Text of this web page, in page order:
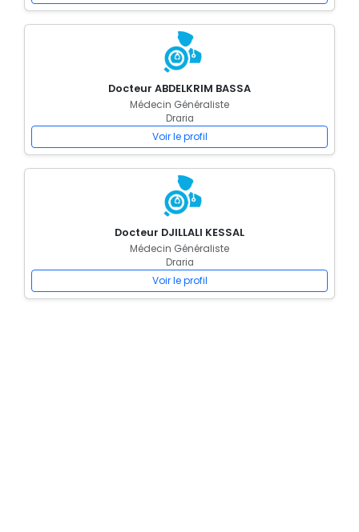
Docteur ABDELKRIM BASSA
Médecin Généraliste
Draria
Voir le profil
Docteur DJILLALI KESSAL
Médecin Généraliste
Draria
Voir le profil